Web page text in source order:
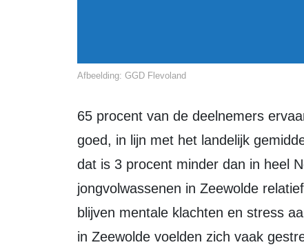
Afbeelding: GGD Flevoland
65 procent van de deelnemers ervaarde de eigen gezondheid toen als zeer
goed, in lijn met het landelijk
dat is 3 procent minder dan in heel
jongvolwassenen in Zeewolde
blijven mentale klachten en stress
in Zeewolde voelden zich vaak